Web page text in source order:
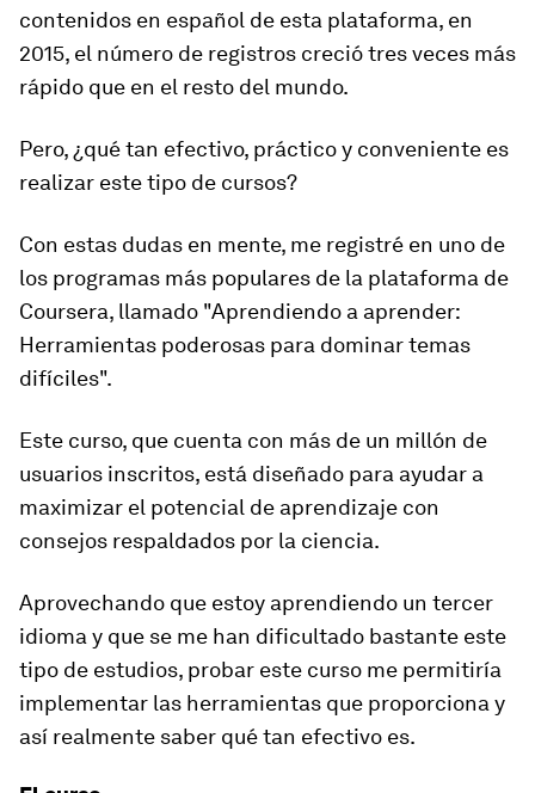
contenidos en español de esta plataforma, en
2015, el número de registros creció tres veces más
rápido que en el resto del mundo.
Pero, ¿qué tan efectivo, práctico y conveniente es
realizar este tipo de cursos?
Con estas dudas en mente, me registré en uno de
los programas más populares de la plataforma de
Coursera, llamado "Aprendiendo a aprender:
Herramientas poderosas para dominar temas
difíciles".
Este curso, que cuenta con más de un millón de
usuarios inscritos, está diseñado para ayudar a
maximizar el potencial de aprendizaje con
consejos respaldados por la ciencia.
Aprovechando que estoy aprendiendo un tercer
idioma y que se me han dificultado bastante este
tipo de estudios, probar este curso me permitiría
implementar las herramientas que proporciona y
así realmente saber qué tan efectivo es.